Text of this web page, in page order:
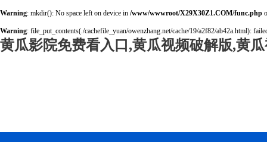
Warning: mkdir(): No space left on device in /www/wwwroot/X29X30Z1.COM/func.php
Warning: file_put_contents(./cachefile_yuan/owenzhang.net/cache/19/a2f82/ab42a.html):
黄瓜影院免费看入口,黄瓜视频破解版,黄